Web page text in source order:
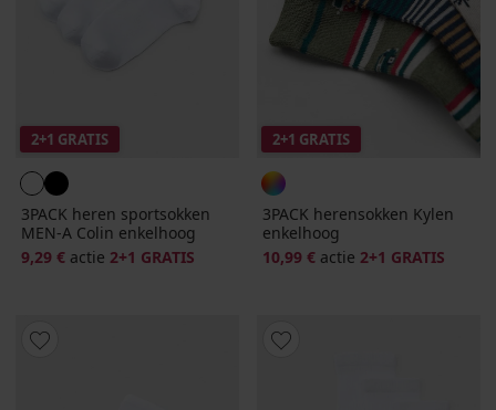
2+1 GRATIS
3PACK heren sportsokken
MEN-A Colin enkelhoog
9,29 € actie 2+1 GRATIS
2+1 GRATIS
3PACK herensokken Kylen
enkelhoog
10,99 € actie 2+1 GRATIS